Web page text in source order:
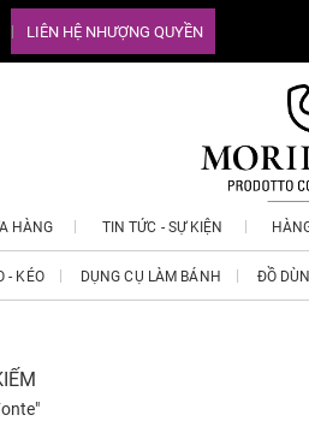
LIÊN HỆ NHƯỢNG QUYỀN
HÀNG TIN TỨC - SỰ KIỆN
- KÉO DỤNG CỤ LÀM BÁNH ĐỒ